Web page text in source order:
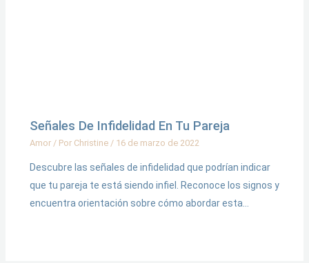
Señales De Infidelidad En Tu Pareja
Amor/ Por Christine / 16 de marzo de 2022
Descubre las señales de infidelidad que podrían indicar
que tu pareja te está siendo infiel. Reconoce los signos y
encuentra orientación sobre cómo abordar esta…